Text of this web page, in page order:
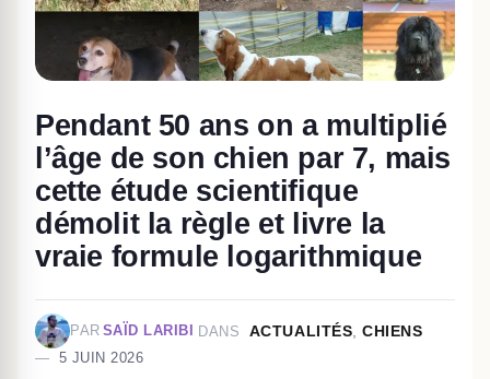
Pendant 50 ans on a multiplié
l’âge de son chien par 7, mais
cette étude scientifique
démolit la règle et livre la
vraie formule logarithmique
5 JUIN 2026
PAR SAÏD LARIBI DANS ACTUALITÉS ,CHIENS